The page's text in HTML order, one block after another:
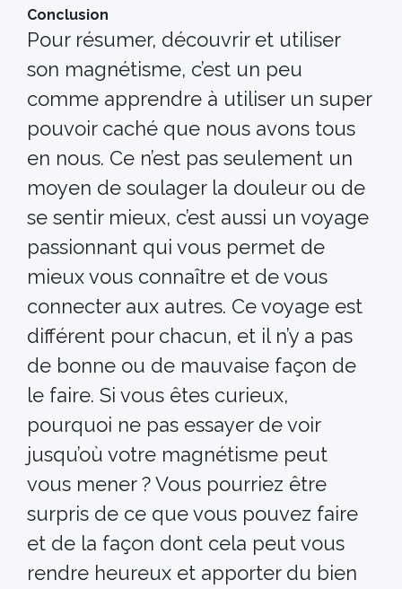
Conclusion
Pour résumer, découvrir et utiliser
son magnétisme, c’est un peu
comme apprendre à utiliser un super
pouvoir caché que nous avons tous
en nous. Ce n’est pas seulement un
moyen de soulager la douleur ou de
se sentir mieux, c’est aussi un voyage
passionnant qui vous permet de
mieux vous connaître et de vous
connecter aux autres. Ce voyage est
différent pour chacun, et il n’y a pas
de bonne ou de mauvaise façon de
le faire. Si vous êtes curieux,
pourquoi ne pas essayer de voir
jusqu’où votre magnétisme peut
vous mener ? Vous pourriez être
surpris de ce que vous pouvez faire
et de la façon dont cela peut vous
rendre heureux et apporter du bien